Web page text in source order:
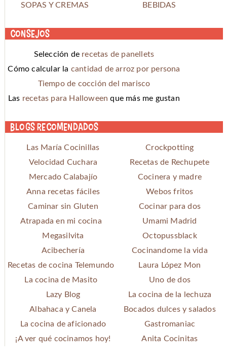
SOPAS Y CREMAS
BEBIDAS
Consejos
Selección de recetas de panellets
Cómo calcular la cantidad de arroz por persona
Tiempo de cocción del marisco
Las recetas para Halloween que más me gustan
Blogs recomendados
Las María Cocinillas
Crockpotting
Velocidad Cuchara
Recetas de Rechupete
Mercado Calabajío
Cocinera y madre
Anna recetas fáciles
Webos fritos
Caminar sin Gluten
Cocinar para dos
Atrapada en mi cocina
Umami Madrid
Megasilvita
Octopussblack
Acibechería
Cocinandome la vida
Recetas de cocina Telemundo
Laura López Mon
La cocina de Masito
Uno de dos
Lazy Blog
La cocina de la lechuza
Albahaca y Canela
Bocados dulces y salados
La cocina de aficionado
Gastromaniac
¡A ver qué cocinamos hoy!
Anita Cocinitas